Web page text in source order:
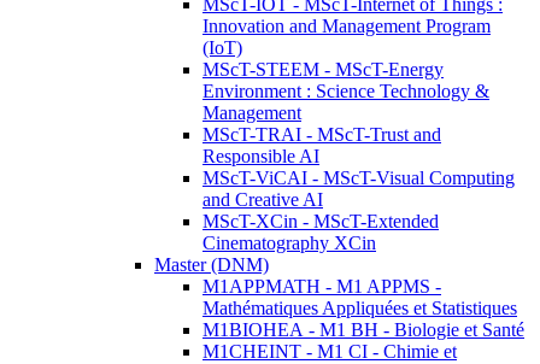
MScT-IOT - MScT-Internet of Things :
Innovation and Management Program
(IoT)
MScT-STEEM - MScT-Energy
Environment : Science Technology &
Management
MScT-TRAI - MScT-Trust and
Responsible AI
MScT-ViCAI - MScT-Visual Computing
and Creative AI
MScT-XCin - MScT-Extended
Cinematography XCin
Master (DNM)
M1APPMATH - M1 APPMS -
Mathématiques Appliquées et Statistiques
M1BIOHEA - M1 BH - Biologie et Santé
M1CHEINT - M1 CI - Chimie et